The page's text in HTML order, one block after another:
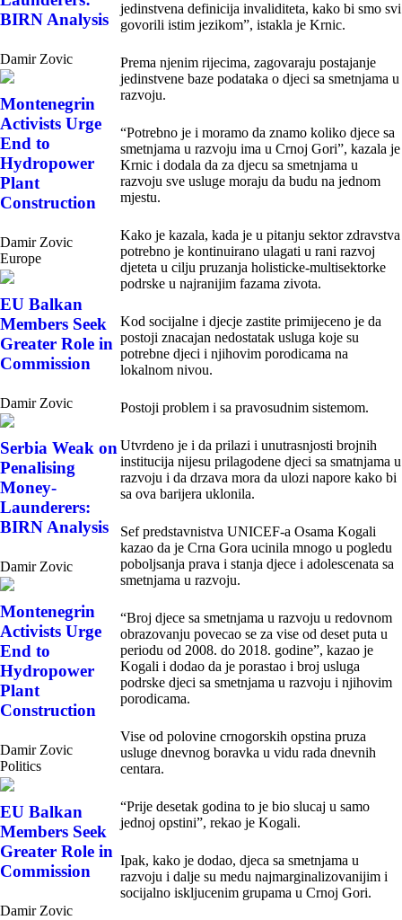
BIRN Analysis
Damir Zovic
Montenegrin
Activists Urge
End to
Hydropower
Plant
Construction
Damir Zovic
Europe
EU Balkan
Members Seek
Greater Role in
Commission
Damir Zovic
Serbia Weak on
Penalising
Money-
Launderers:
BIRN Analysis
Damir Zovic
Montenegrin
Activists Urge
End to
Hydropower
Plant
Construction
Damir Zovic
Politics
EU Balkan
Members Seek
Greater Role in
Commission
Damir Zovic
jedinstvena definicija invaliditeta, kako bi smo svi
govorili istim jezikom”, istakla je Krnic.
Prema njenim rijecima, zagovaraju postajanje
jedinstvene baze podataka o djeci sa smetnjama u
razvoju.
“Potrebno je i moramo da znamo koliko djece sa
smetnjama u razvoju ima u Crnoj Gori”, kazala je
Krnic i dodala da za djecu sa smetnjama u
razvoju sve usluge moraju da budu na jednom
mjestu.
Kako je kazala, kada je u pitanju sektor zdravstva
potrebno je kontinuirano ulagati u rani razvoj
djeteta u cilju pruzanja holisticke-multisektorke
podrske u najranijim fazama zivota.
Kod socijalne i djecje zastite primijeceno je da
postoji znacajan nedostatak usluga koje su
potrebne djeci i njihovim porodicama na
lokalnom nivou.
Postoji problem i sa pravosudnim sistemom.
Utvrdeno je i da prilazi i unutrasnjosti brojnih
institucija nijesu prilagodene djeci sa smatnjama u
razvoju i da drzava mora da ulozi napore kako bi
sa ova barijera uklonila.
Sef predstavnistva UNICEF-a Osama Kogali
kazao da je Crna Gora ucinila mnogo u pogledu
poboljsanja prava i stanja djece i adolescenata sa
smetnjama u razvoju.
“Broj djece sa smetnjama u razvoju u redovnom
obrazovanju povecao se za vise od deset puta u
periodu od 2008. do 2018. godine”, kazao je
Kogali i dodao da je porastao i broj usluga
podrske djeci sa smetnjama u razvoju i njihovim
porodicama.
Vise od polovine crnogorskih opstina pruza
usluge dnevnog boravka u vidu rada dnevnih
centara.
“Prije desetak godina to je bio slucaj u samo
jednoj opstini”, rekao je Kogali.
Ipak, kako je dodao, djeca sa smetnjama u
razvoju i dalje su medu najmarginalizovanijim i
socijalno iskljucenim grupama u Crnoj Gori.